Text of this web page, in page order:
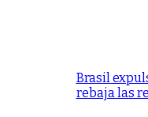
Brasil
rebaja las